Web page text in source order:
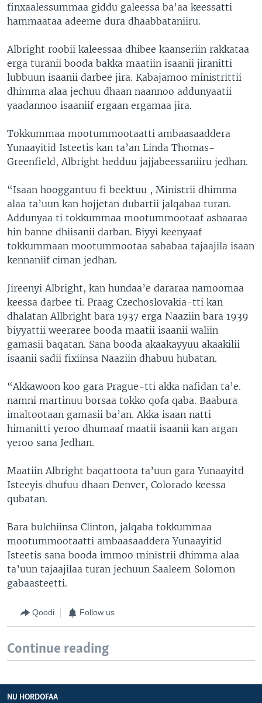
finxaalessummaa giddu galeessa ba’aa keessatti
hammaataa adeeme dura dhaabbataniiru.
Albright roobii kaleessaa dhibee kaanseriin rakkataa
erga turanii booda bakka maatiin isaanii jiranitti
lubbuun isaanii darbee jira. Kabajamoo ministrittii
dhimma alaa jechuu dhaan naannoo addunyaatii
yaadannoo isaaniif ergaan ergamaa jira.
Tokkummaa mootummootaatti ambaasaaddera
Yunaayitid Isteetis kan ta’an Linda Thomas-
Greenfield, Albright hedduu jajjabeessaniiru jedhan.
“Isaan hooggantuu fi beektuu , Ministrii dhimma
alaa ta’uun kan hojjetan dubartii jalqabaa turan.
Addunyaa ti tokkummaa mootummootaaf ashaaraa
hin banne dhiisanii darban. Biyyi keenyaaf
tokkummaan mootummootaa sababaa tajaajila isaan
kennaniif ciman jedhan.
Jireenyi Albright, kan hundaa’e dararaa namoomaa
keessa darbee ti. Praag Czechoslovakia-tti kan
dhalatan Allbright bara 1937 erga Naaziin bara 1939
biyyattii weeraree booda maatii isaanii waliin
gamasii baqatan. Sana booda akaakayyuu akaakilii
isaanii sadii fixiinsa Naaziin dhabuu hubatan.
“Akkawoon koo gara Prague-tti akka nafidan ta’e.
namni martinuu borsaa tokko qofa qaba. Baabura
imaltootaan gamasii ba’an. Akka isaan natti
himanitti yeroo dhumaaf maatii isaanii kan argan
yeroo sana Jedhan.
Maatiin Albright baqattoota ta’uun gara Yunaayitd
Isteeyis dhufuu dhaan Denver, Colorado keessa
qubatan.
Bara bulchiinsa Clinton, jalqaba tokkummaa
mootummootaatti ambaasaaddera Yunaayitid
Isteetis sana booda immoo ministrii dhimma alaa
ta’uun tajaajilaa turan jechuun Saaleem Solomon
gabaasteetti.
Qoodi Follow us
Continue reading
NU HORDOFAA